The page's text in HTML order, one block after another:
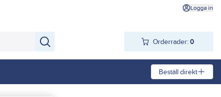
Logga in
Orderrader: 0
Beställ direkt